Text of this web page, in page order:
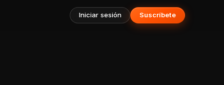
Iniciar sesión Suscríbete